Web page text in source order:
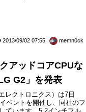
2013/09/02 07:55 memn0ck
アッドコアCPUな
G2」を発表
レクトロニクス）は7日
ベントを開催し、同社のフ